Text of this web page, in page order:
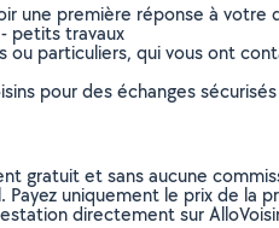
une première réponse à
petits travaux
ou particuliers, qui vous ont
pour des échanges
gratuit et sans aucune
uniquement le prix de la
directement sur